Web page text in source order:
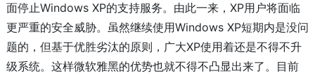
面停止Windows XP的支持服务。由此一来，XP用户将面临
更严重的安全威胁。虽然继续使用Windows XP短期内是没问
题的，但基于优胜劣汰的原则，广大XP使用着还是不得不升
级系统。这样微软雅黑的优势也就不得不凸显出来了。目前